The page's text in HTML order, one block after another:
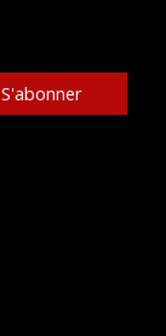
S'abonner